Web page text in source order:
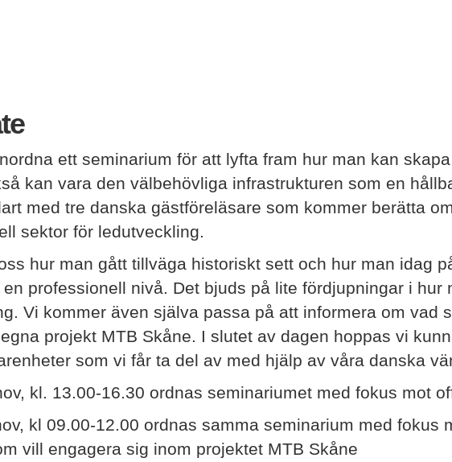
ett seminarium för att lyfta fram hur man kan
kan vara den välbehövliga infrastrukturen som en
med tre danska gästföreläsare som kommer berätta
sektor för ledutveckling.
hur man gått tillväga historiskt sett och hur man idag
professionell nivå. Det bjuds på lite fördjupningar i hur
Vi kommer även själva passa på att informera om vad
projekt MTB Skåne. I slutet av dagen hoppas vi
som vi får ta del av med hjälp av våra danska
kl. 13.00-16.30 ordnas seminariumet med fokus mot
kl 09.00-12.00 ordnas samma seminarium med fokus
vill engagera sig inom projektet MTB Skåne